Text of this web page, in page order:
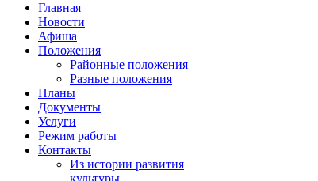
Главная
Новости
Афиша
Положения
Районные положения
Разные положения
Планы
Документы
Услуги
Режим работы
Контакты
Из истории развития
культуры